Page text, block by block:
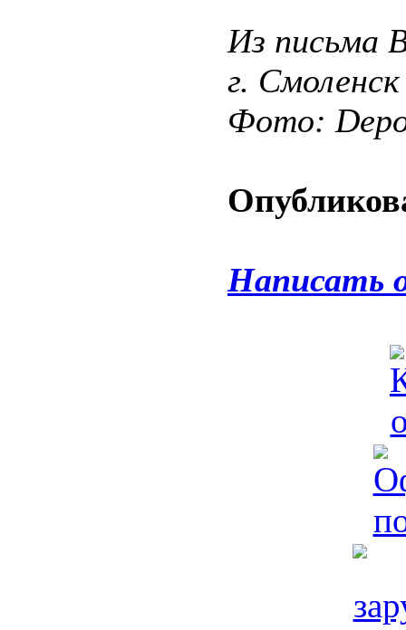
Из письма
г. Смоленск
Фото:
Написать